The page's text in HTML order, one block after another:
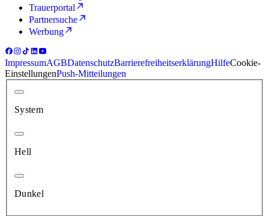
Trauerportal
Partnersuche
Werbung
ImpressumAGBDatenschutzBarrierefreiheitserklärungHilfeCookie-
EinstellungenPush-Mitteilungen
System
Hell
Dunkel